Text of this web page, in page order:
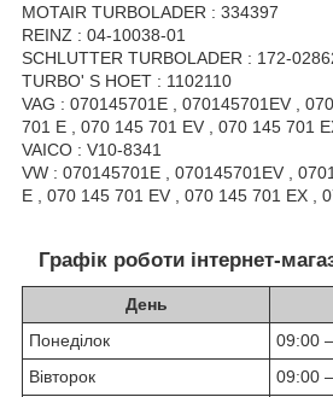
MOTAIR TURBOLADER : 334397
REINZ : 04-10038-01
SCHLUTTER TURBOLADER : 172-
TURBO' S HOET : 1102110
VAG : 070145701E , 070145701EV ,
701 E , 070 145 701 EV , 070 145 701
VAICO : V10-8341
VW : 070145701E , 070145701EV ,
E , 070 145 701 EV , 070 145 701 EX ,
Графік роботи інтернет-
День
Понеділок
09:00
Вівторок
09:00